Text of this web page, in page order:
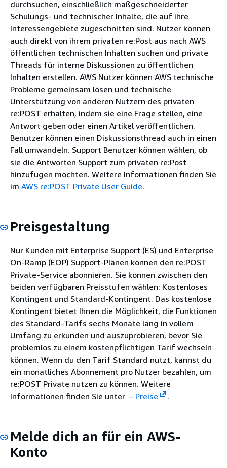
durchsuchen, einschließlich maßgeschneiderter
Schulungs- und technischer Inhalte, die auf ihre
Interessengebiete zugeschnitten sind. Nutzer können
auch direkt von ihrem privaten re:Post aus nach AWS
öffentlichen technischen Inhalten suchen und private
Threads für interne Diskussionen zu öffentlichen
Inhalten erstellen. AWS Nutzer können AWS technische
Probleme gemeinsam lösen und technische
Unterstützung von anderen Nutzern des privaten
re:POST erhalten, indem sie eine Frage stellen, eine
Antwort geben oder einen Artikel veröffentlichen.
Benutzer können einen Diskussionsthread auch in einen
Fall umwandeln. Support Benutzer können wählen, ob
sie die Antworten Support zum privaten re:Post
hinzufügen möchten. Weitere Informationen finden Sie
im AWS re:POST Private User Guide.
Preisgestaltung
Nur Kunden mit Enterprise Support (ES) und Enterprise
On-Ramp (EOP) Support-Plänen können den re:POST
Private-Service abonnieren. Sie können zwischen den
beiden verfügbaren Preisstufen wählen: Kostenloses
Kontingent und Standard-Kontingent. Das kostenlose
Kontingent bietet Ihnen die Möglichkeit, die Funktionen
des Standard-Tarifs sechs Monate lang in vollem
Umfang zu erkunden und auszuprobieren, bevor Sie
problemlos zu einem kostenpflichtigen Tarif wechseln
können. Wenn du den Tarif Standard nutzt, kannst du
ein monatliches Abonnement pro Nutzer bezahlen, um
re:POST Private nutzen zu können. Weitere
Informationen finden Sie unter – Preise .
Melde dich an für ein AWS-
Konto